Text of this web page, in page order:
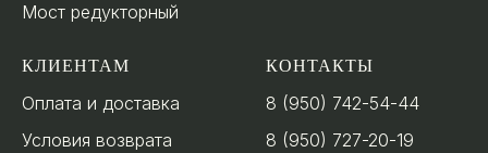
Мост редукторный
КЛИЕНТАМ
Оплата и доставка
Условия возврата
КОНТАКТЫ
8 (950) 742-54-44
8 (950) 727-20-19